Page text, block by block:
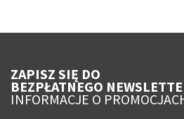
ZAPISZ SIĘ DO
BEZPŁATNEGO
INFORMACJE O